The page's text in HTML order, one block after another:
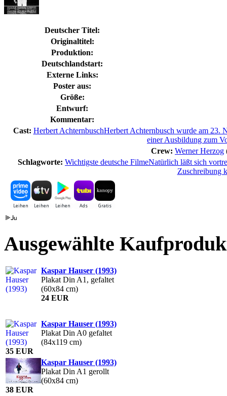
Deutscher Titel:
Originaltitel:
Produktion:
Deutschlandstart:
Externe Links:
Poster aus:
Größe:
Entwurf:
Kommentar:
Cast: Herbert AchternbuschHerbert Achternbusch wurde am 23.
einer Ausbildung zum
Crew: Werner Herzog
Schlagworte: Wichtigste deutsche FilmeNatürlich läßt sich
Zuschreibung
Ausgewählte
Kaspar Hauser (1993)
Plakat Din A1, gefaltet
(60x84 cm)
24 EUR
Kaspar Hauser (1993)
Plakat Din A0 gefaltet
(84x119 cm)
35 EUR
Kaspar Hauser (1993)
Plakat Din A1 gerollt
(60x84 cm)
38 EUR